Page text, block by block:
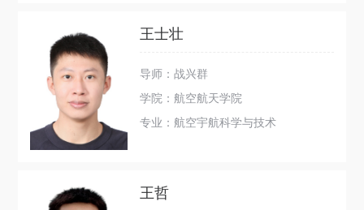
王士壮
导师：战兴群
学院：航空航天学院
专业：航空宇航科学与技术
王哲